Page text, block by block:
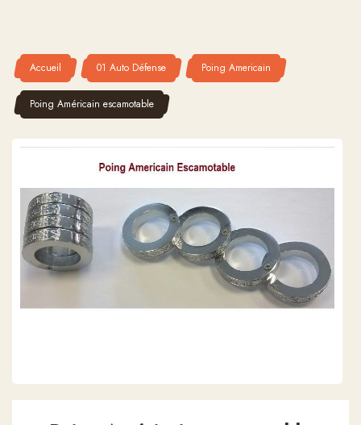
Accueil 01 Auto Défense Poing Americain
Poing Américain escamotable